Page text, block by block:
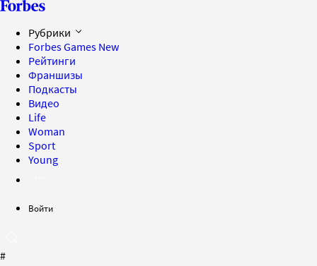
Рубрики
Forbes Games New
Рейтинги
Франшизы
Подкасты
Видео
Life
Woman
Sport
Young
Войти
#